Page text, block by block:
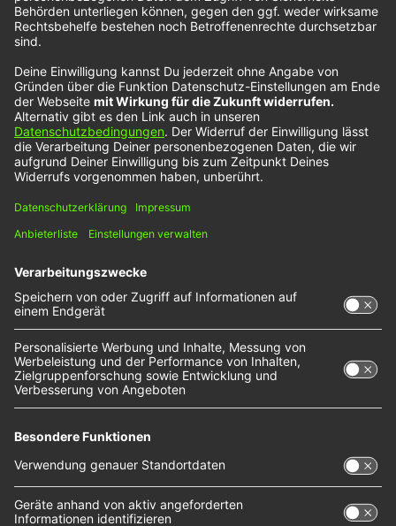
Musik. Später geht sie dann auf ein Musik-
Gymnasium und singt im Chor. Mit Ihrer Single
Vorentscheid für den Eurovision Songcontest im
März mit dabei. Im NOXX Interview haben wir
darüber natürlich auch gesprochen.
Mehr NOXX Interviews gibt es hier
Wir benötigen Ihre Zustimmung, um
den YouTube Video-Service zu
Wir verwenden einen Service eines
Drittanbieters, um Videoinhalte einzubetten.
sammeln. Bitte lesen Sie die Details durch und
dieses Video anzusehen.
Mehr Informationen